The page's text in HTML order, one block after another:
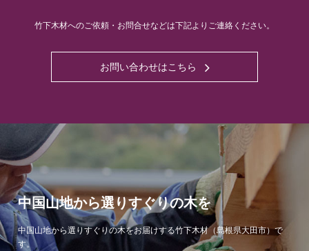
竹下木材へのご依頼・お問合せなどは下記よりご連絡ください。
お問い合わせはこちら
中国山地から選りすぐりの木を
中国山地から選りすぐりの木をお届けする竹下木材（島根県大田市）で
す。